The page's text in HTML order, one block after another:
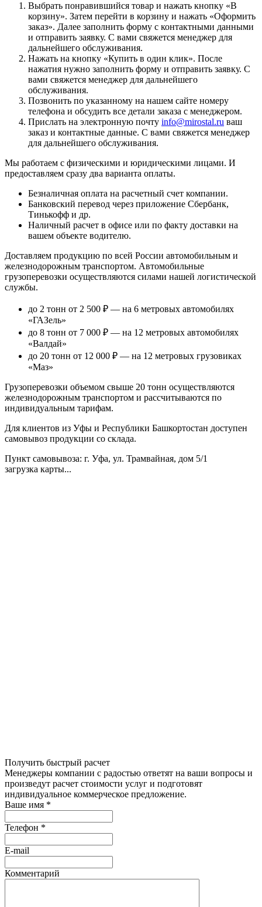
Выбрать понравившийся товар и нажать кнопку «В
корзину». Затем перейти в корзину и нажать «Оформить
заказ». Далее заполнить форму с контактными данными
и отправить заявку. С вами свяжется менеджер для
дальнейшего обслуживания.
Нажать на кнопку «Купить в один клик». После
нажатия нужно заполнить форму и отправить заявку. С
вами свяжется менеджер для дальнейшего
обслуживания.
Позвонить по указанному на нашем сайте номеру
телефона и обсудить все детали заказа с менеджером.
Прислать на электронную почту info@mirostal.ru ваш
заказ и контактные данные. С вами свяжется менеджер
для дальнейшего обслуживания.
Мы работаем с физическими и юридическими лицами. И
предоставляем сразу два варианта оплаты.
Безналичная оплата на расчетный счет компании.
Банковский перевод через приложение Сбербанк,
Тинькофф и др.
Наличный расчет в офисе или по факту доставки на
вашем объекте водителю.
Доставляем продукцию по всей России автомобильным и
железнодорожным транспортом. Автомобильные
грузоперевозки осуществляются силами нашей логистической
службы.
до 2 тонн от 2 500 ₽ — на 6 метровых автомобилях
«ГАЗель»
до 8 тонн от 7 000 ₽ — на 12 метровых автомобилях
«Валдай»
до 20 тонн от 12 000 ₽ — на 12 метровых грузовиках
«Маз»
Грузоперевозки объемом свыше 20 тонн осуществляются
железнодорожным транспортом и рассчитываются по
индивидуальным тарифам.
Для клиентов из Уфы и Республики Башкортостан доступен
самовывоз продукции со склада.
Пункт самовывоза: г. Уфа, ул. Трамвайная, дом 5/1
загрузка карты...
Получить быстрый расчет
Менеджеры компании с радостью ответят на ваши вопросы и
произведут расчет стоимости услуг и подготовят
индивидуальное коммерческое предложение.
Ваше имя *
Телефон *
E-mail
Комментарий